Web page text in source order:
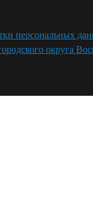
персональных
округа